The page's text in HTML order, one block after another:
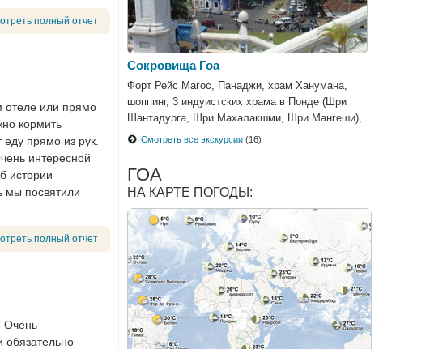
полный отчет
отеле или прямо
кормить
прямо из рук.
интересной
истории
мы посвятили
полный отчет
Очень
обязательно
Сокровища Гоа
Форт Рейс Магос, Панаджи, храм Ханумана,
шоппинг, 3 индуистских храма в Понде (Шри
Шантадурга, Шри Махалакшми, Шри Мангеши),
круиз по реке Мандови
Смотреть все экскурсии (16)
ГОА
НА КАРТЕ ПОГОДЫ: